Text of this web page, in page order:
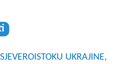
UKRAJINE,